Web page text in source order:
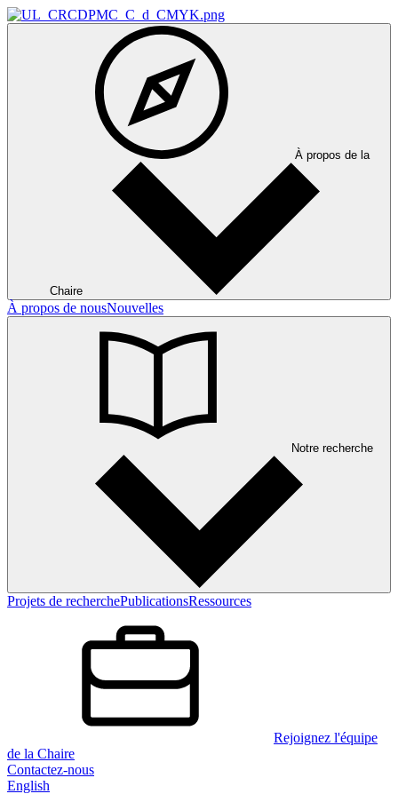
À propos de la
Chaire
À propos de nousNouvelles
Notre recherche
Projets de recherchePublicationsRessources
Rejoignez l'équipe
de la Chaire
Contactez-nous
English